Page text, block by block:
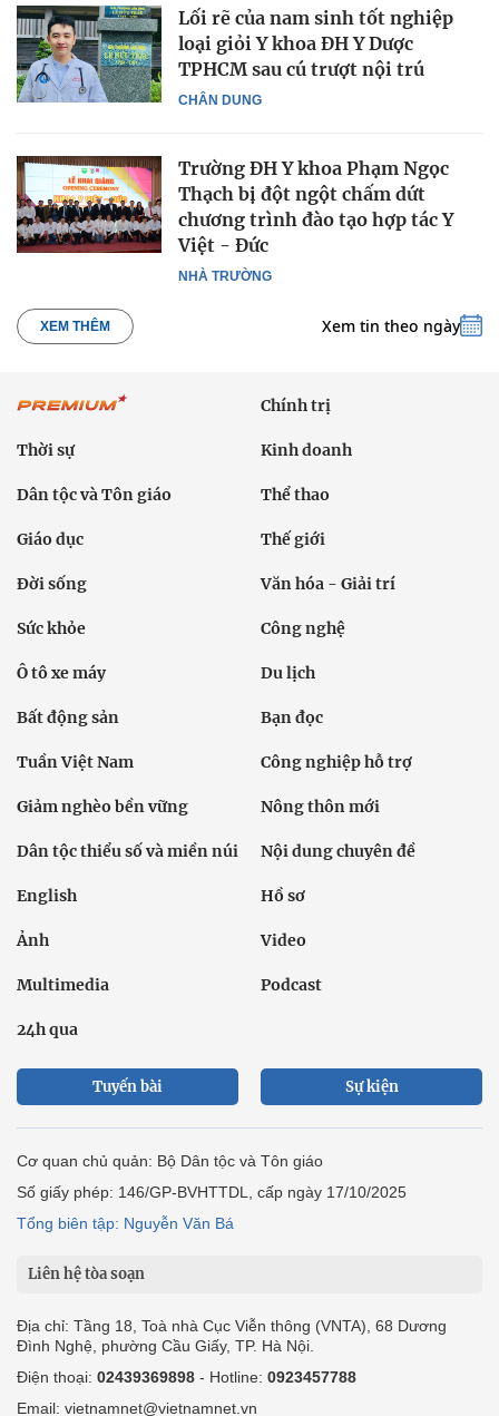
CHÂN DUNG
Lối rẽ của nam sinh tốt nghiệp
loại giỏi Y khoa ĐH Y Dược
TPHCM sau cú trượt nội trú
NHÀ TRƯỜNG
Trường ĐH Y khoa Phạm Ngọc
Thạch bị đột ngột chấm dứt
chương trình đào tạo hợp tác Y
Việt - Đức
XEM THÊM Xem tin theo ngày
Chính trị
Thời sự Kinh doanh
Dân tộc và Tôn giáo Thể thao
Giáo dục Thế giới
Đời sống Văn hóa - Giải trí
Sức khỏe Công nghệ
Ô tô xe máy Du lịch
Bất động sản Bạn đọc
Tuần Việt Nam Công nghiệp hỗ trợ
Giảm nghèo bền vững Nông thôn mới
Dân tộc thiểu số và miền núi Nội dung chuyên đề
English Hồ sơ
Ảnh Video
Multimedia Podcast
24h qua
Tuyến bài Sự kiện
Cơ quan chủ quản: Bộ Dân tộc và Tôn giáo
Số giấy phép: 146/GP-BVHTTDL, cấp ngày 17/10/2025
Tổng biên tập: Nguyễn Văn Bá
Liên hệ tòa soạn
Địa chỉ: Tầng 18, Toà nhà Cục Viễn thông (VNTA), 68 Dương
Đình Nghệ, phường Cầu Giấy, TP. Hà Nội.
Điện thoại: 02439369898 - Hotline: 0923457788
Email: vietnamnet@vietnamnet.vn